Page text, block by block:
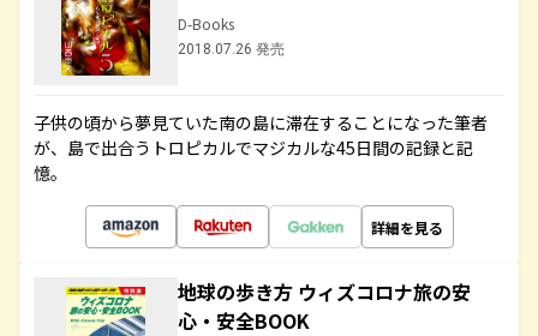
D-Books
2018.07.26 発売
子供の頃から夢見ていた南の島に滞在することになった筆者
が、島で出合うトロピカルでマジカルな45日間の記録と記
憶。
詳細を見る
地球の歩き方 ウィズコロナ旅の安
心・安全BOOK